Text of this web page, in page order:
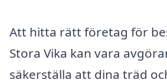
Att hitta rätt företag för
Stora Vika kan vara
säkerställa att dina träd